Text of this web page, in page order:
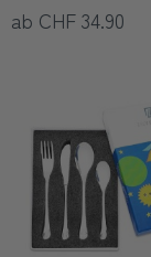
ab CHF 34.90